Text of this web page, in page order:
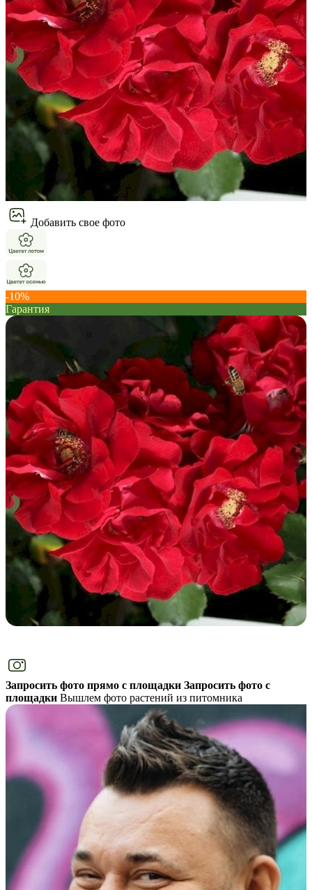
Добавить свое фото
-10%
Гарантия
Запросить фото прямо с площадки Запросить фото с
площадки Вышлем фото растений из питомника